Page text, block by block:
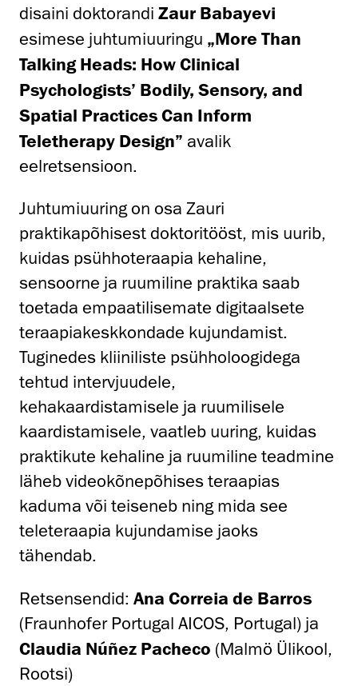
disaini doktorandi Zaur Babayevi
esimese juhtumiuuringu „More Than
Talking Heads: How Clinical
Psychologists’ Bodily, Sensory, and
Spatial Practices Can Inform
Teletherapy Design” avalik
eelretsensioon.
Juhtumiuuring on osa Zauri
praktikapõhisest doktoritööst, mis uurib,
kuidas psühhoteraapia kehaline,
sensoorne ja ruumiline praktika saab
toetada empaatilisemate digitaalsete
teraapiakeskkondade kujundamist.
Tuginedes kliiniliste psühholoogidega
tehtud intervjuudele,
kehakaardistamisele ja ruumilisele
kaardistamisele, vaatleb uuring, kuidas
praktikute kehaline ja ruumiline teadmine
läheb videokõnepõhises teraapias
kaduma või teiseneb ning mida see
teleteraapia kujundamise jaoks
tähendab.
Retsensendid: Ana Correia de Barros
(Fraunhofer Portugal AICOS, Portugal) ja
Claudia Núñez Pacheco (Malmö Ülikool,
Rootsi)